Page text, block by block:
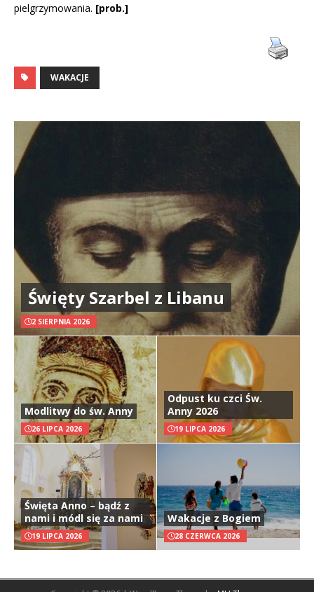
pielgrzymowania. [prob.]
WAKACJE
Święty Szarbel z Libanu
2 SIERPNIA 2026
Modlitwy do św. Anny
26 LIPCA 2026
Odpust ku czci Św.
Anny 2026
19 LIPCA 2026
Święta Anno – bądź z
nami i módl się za nami
19 LIPCA 2026
Wakacje z Bogiem
28 CZERWCA 2026